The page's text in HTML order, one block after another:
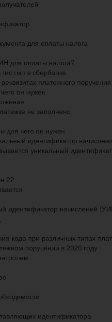
для оплаты налога
для оплаты налога?
гмп в сбербанке
платежного
он нужен
не заполнено
для чего он нужен
идентификатор
уникальный
22
идентификатор начислений
кода при различных типах
поручении в 2020 году
идентификатора